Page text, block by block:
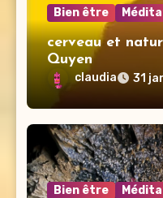
Bien être
cerveau et
Quyen
claudia 31
Bien être